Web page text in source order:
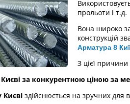
прольоти і т.д.
Вона широко
конструкцій
Арматура 8
З цієї
за конкурентною ціною за
здійснюється на зручних для